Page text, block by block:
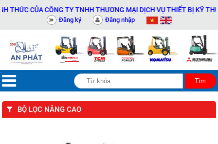
CỦA CÔNG TY TNHH THƯƠNG MẠI DỊCH VỤ THIẾT BỊ KỸ THUẬT
Đăng ký Đăng nhập
BỘ LỌC NÂNG CAO